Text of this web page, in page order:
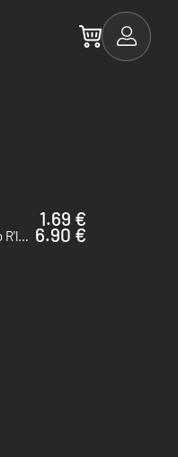
1.69 €
Cthulhu: The Cosmic Abyss - Upgrade to R'lyeh Edition - PC (Steam) - Europe & US & Canada 6.90 €